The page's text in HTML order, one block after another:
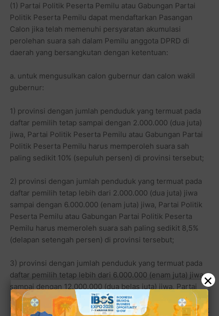
(1) Partai Politik Peserta Pemilu atau Gabungan Partai
Politik Peserta Pemilu dapat mendaftarkan Pasangan
Calon jika telah memenuhi persyaratan akumulasi
perolehan suara sah dalam Pemilu anggota DPRD di
daerah yang bersangkutan dengan ketentuan:
a. untuk mengusulkan calon gubernur dan calon wakil
gubernur:
1) provinsi dengan jumlah penduduk yang termuat pada
daftar pemilih tetap sampai dengan 2.000.000 (dua juta)
jiwa, Partai Politik Peserta Pemilu atau Gabungan Partai
Politik Peserta Pemilu harus memperoleh suara sah
paling sedikit 10% (sepuluh persen) di provinsi tersebut;
2) provinsi dengan jumlah penduduk yang termuat pada
daftar pemilih tetap lebih dari 2.000.000 (dua juta) jiwa
sampai dengan 6.000.000 (enam juta) jiwa, Partai Politik
Peserta Pemilu atau Gabungan Partai Politik Peserta
Pemilu harus memeroleh suara sah paling sedikit 8,5%
(delapan setengah persen) di provinsi tersebut;
3) provinsi dengan jumlah penduduk yang termuat pada
daftar pemilih tetap lebih dari 6.000.000 (enam juta) jiwa
sampai dengan 12.000.000 (dua belas juta) jiwa, Partai
Politik Peserta Pemilu atau Gabungan Partai Politik
Peserta Pemilu harus memeroleh suara sah paling sedikit
×